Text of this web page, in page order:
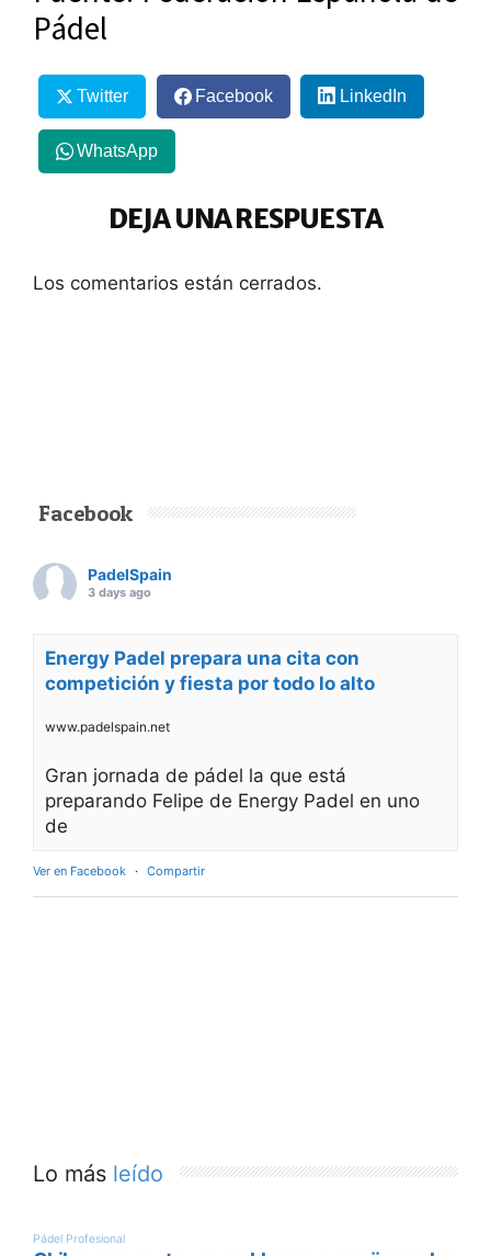
Pádel
Twitter Facebook LinkedIn
WhatsApp
DEJA UNA RESPUESTA
Los comentarios están cerrados.
Facebook
PadelSpain
3 days ago
Energy Padel prepara una cita con
competición y fiesta por todo lo alto
www.padelspain.net
Gran jornada de pádel la que está
preparando Felipe de Energy Padel en uno
de
Ver en Facebook · Compartir
Lo más leído